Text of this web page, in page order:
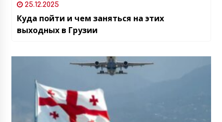
25.12.2025
Куда пойти и чем заняться на этих
выходных в Грузии